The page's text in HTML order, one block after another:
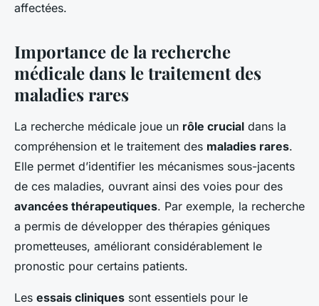
affectées.
Importance de la recherche
médicale dans le traitement des
maladies rares
La recherche médicale joue un rôle crucial dans la
compréhension et le traitement des maladies rares.
Elle permet d’identifier les mécanismes sous-jacents
de ces maladies, ouvrant ainsi des voies pour des
avancées thérapeutiques. Par exemple, la recherche
a permis de développer des thérapies géniques
prometteuses, améliorant considérablement le
pronostic pour certains patients.
Les essais cliniques sont essentiels pour le